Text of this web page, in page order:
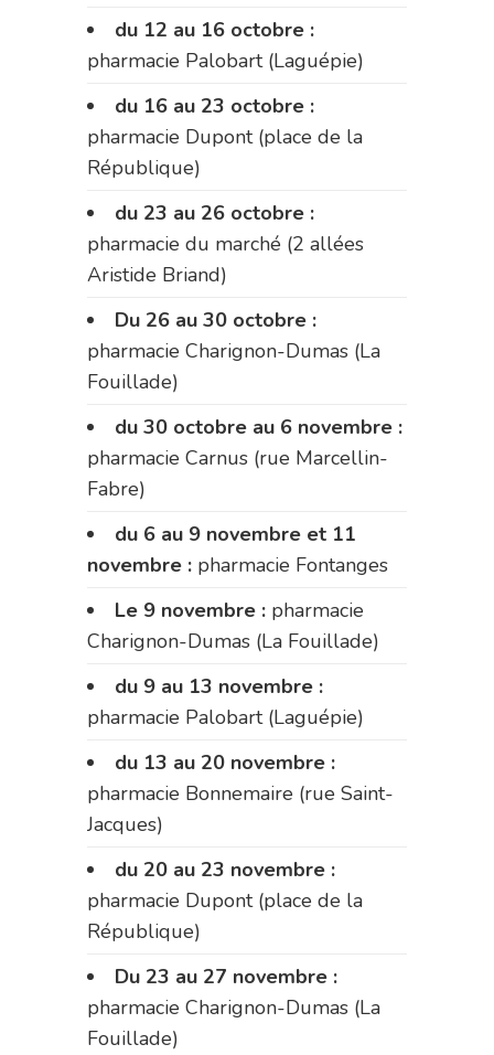
du 12 au 16 octobre :
pharmacie Palobart (Laguépie)
du 16 au 23 octobre :
pharmacie Dupont (place de la
République)
du 23 au 26 octobre :
pharmacie du marché (2 allées
Aristide Briand)
Du 26 au 30 octobre :
pharmacie Charignon-Dumas (La
Fouillade)
du 30 octobre au 6 novembre :
pharmacie Carnus (rue Marcellin-
Fabre)
du 6 au 9 novembre et 11
novembre : pharmacie Fontanges
Le 9 novembre : pharmacie
Charignon-Dumas (La Fouillade)
du 9 au 13 novembre :
pharmacie Palobart (Laguépie)
du 13 au 20 novembre :
pharmacie Bonnemaire (rue Saint-
Jacques)
du 20 au 23 novembre :
pharmacie Dupont (place de la
République)
Du 23 au 27 novembre :
pharmacie Charignon-Dumas (La
Fouillade)